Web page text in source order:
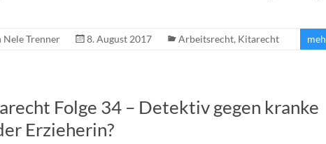
Nele Trenner 8. August 2017 Arbeitsrecht, Kitarecht
Folge 34 – Detektiv gegen kranke
Erzieherin?